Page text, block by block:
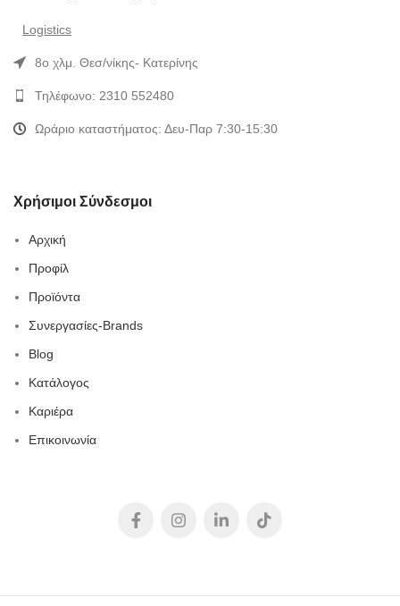
Logistics
8ο χλμ. Θεσ/νίκης- Κατερίνης
Τηλέφωνο: 2310 552480
Ωράριο καταστήματος: Δευ-Παρ 7:30-15:30
Χρήσιμοι Σύνδεσμοι
Αρχική
Προφίλ
Προϊόντα
Συνεργασίες-Brands
Blog
Κατάλογος
Καριέρα
Επικοινωνία